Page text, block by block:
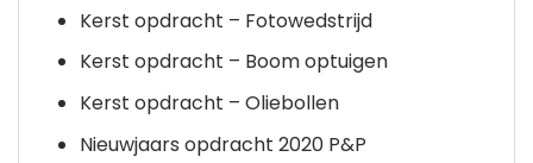
Kerst opdracht – Fotowedstrijd
Kerst opdracht – Boom optuigen
Kerst opdracht – Oliebollen
Nieuwjaars opdracht 2020 P&P